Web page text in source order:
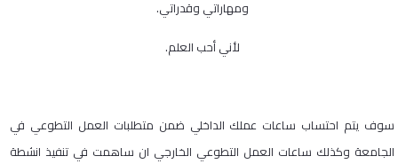
ومهاراتي وقدراتي.
لأني أحب العلم.
سوف يتم احتساب ساعات عملك الداخلي ضمن متطلبات العمل التطوعي في
الجامعة وكذلك ساعات العمل التطوعي الخارجي ان ساهمت في تنفيذ انشطة